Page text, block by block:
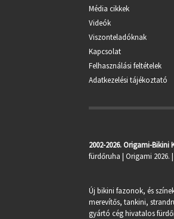
Média cikkek
Videók
Viszonteladóknak
Kapcsolat
Felhasználási feltételek
Adatkezelési tájékoztató
2002-2026. Origami-
fürdőruha | Origami 2026.
Új bikini fazonok, és
merevítős, tankini,
gyártó cég hivatalos